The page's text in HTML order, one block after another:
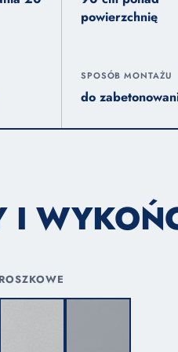
powierzchnię
SPOSÓB MONTAŻU
do
I